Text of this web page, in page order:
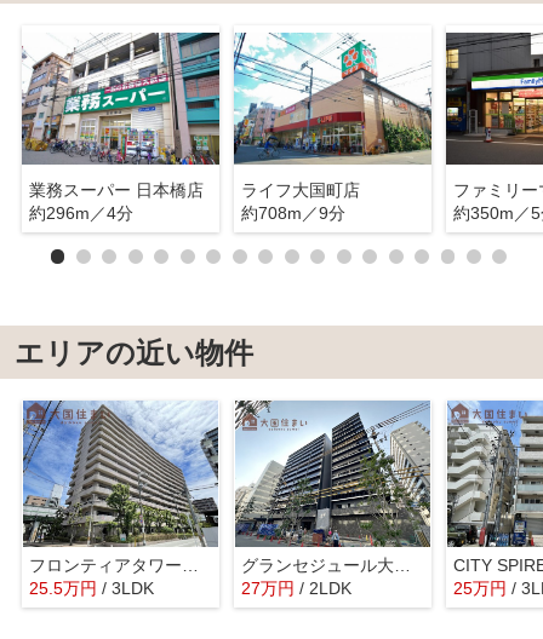
業務スーパー 日本橋店
約296m／4分
ライフ大国町店
約708m／9分
約350m／
エリアの近い物件
25.5万円 / 3LDK
グランセジュール大国町
27万円 / 2LDK 25万円 /